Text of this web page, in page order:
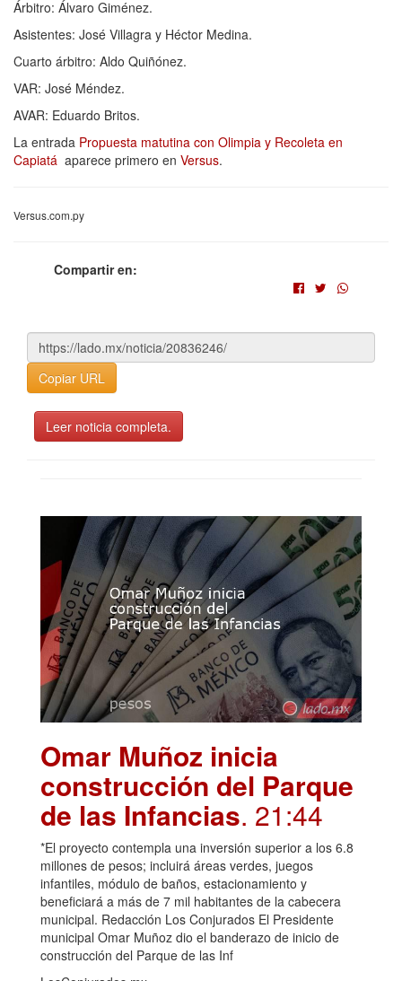
Árbitro: Álvaro Giménez.
Asistentes: José Villagra y Héctor Medina.
Cuarto árbitro: Aldo Quiñónez.
VAR: José Méndez.
AVAR: Eduardo Britos.
La entrada Propuesta matutina con Olimpia y Recoleta en
Capiatá aparece primero en Versus.
Versus.com.py
Compartir en:
Copiar URL
Leer noticia completa.
Omar Muñoz inicia
construcción del Parque
de las Infancias. 21:44
*El proyecto contempla una inversión superior a los 6.8
millones de pesos; incluirá áreas verdes, juegos
infantiles, módulo de baños, estacionamiento y
beneficiará a más de 7 mil habitantes de la cabecera
municipal. Redacción Los Conjurados El Presidente
municipal Omar Muñoz dio el banderazo de inicio de
construcción del Parque de las Inf